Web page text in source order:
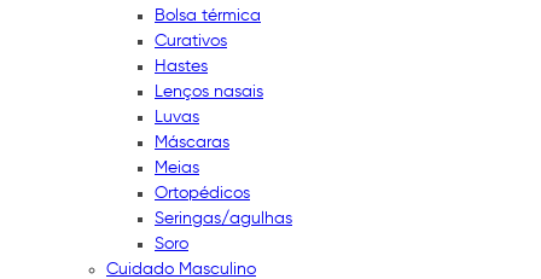
Bolsa térmica
Curativos
Hastes
Lenços nasais
Luvas
Máscaras
Meias
Ortopédicos
Seringas/agulhas
Soro
Cuidado Masculino